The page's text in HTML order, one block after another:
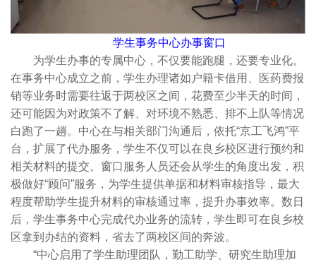
学生事务中心办事窗口
为学生办事的专属中心，不仅要能跑腿，还要专业化。
在事务中心成立之前，学生办理诸如户籍卡借用、医药费报
销等业务时需要往返于两校区之间，花费至少半天的时间，
还可能因为对政策不了解、对环境不熟悉、排不上队等情况
白跑了一趟。中心在与相关部门沟通后，依托“京工飞鸿”平
台，扩展了代办服务，学生不仅可以在良乡校区进行预约和
相关材料的提交。窗口服务人员还会从学生的角度出发，积
极做好“顾问”服务，为学生提供单据和材料审核指导，最大
程度帮助学生提升材料的审核通过率，提升办事效率。数日
后，学生事务中心完成代办业务的流转，学生即可在良乡校
区拿到办结的资料，省去了两校区间的奔波。
“中心启用了学生助理团队，勤工助学、研究生助理加